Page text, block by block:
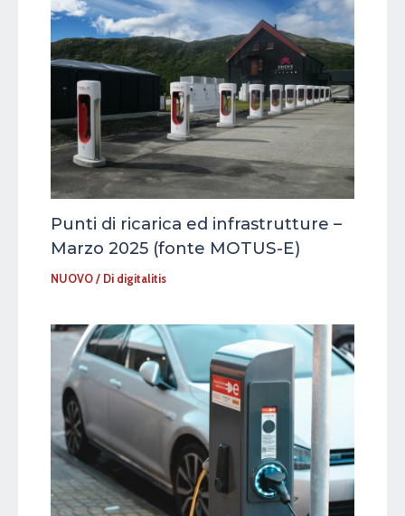
Punti di ricarica ed infrastrutture –
Marzo 2025 (fonte MOTUS-E)
NUOVO / Di digitalitis